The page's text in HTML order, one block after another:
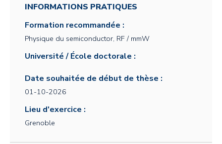
INFORMATIONS PRATIQUES
Formation recommandée :
Physique du semiconductor, RF / mmW
Université / École doctorale :
Date souhaitée de début de thèse :
01-10-2026
Lieu d'exercice :
Grenoble